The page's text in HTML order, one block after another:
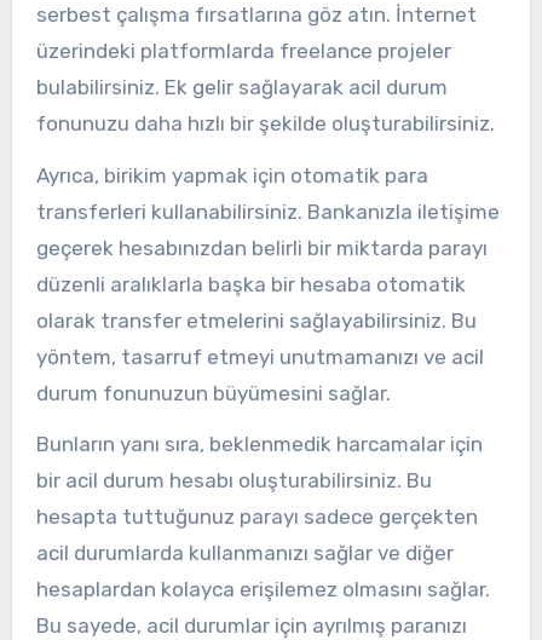
serbest çalışma fırsatlarına göz atın. İnternet
üzerindeki platformlarda freelance projeler
bulabilirsiniz. Ek gelir sağlayarak acil durum
fonunuzu daha hızlı bir şekilde oluşturabilirsiniz.
Ayrıca, birikim yapmak için otomatik para
transferleri kullanabilirsiniz. Bankanızla iletişime
geçerek hesabınızdan belirli bir miktarda parayı
düzenli aralıklarla başka bir hesaba otomatik
olarak transfer etmelerini sağlayabilirsiniz. Bu
yöntem, tasarruf etmeyi unutmamanızı ve acil
durum fonunuzun büyümesini sağlar.
Bunların yanı sıra, beklenmedik harcamalar için
bir acil durum hesabı oluşturabilirsiniz. Bu
hesapta tuttuğunuz parayı sadece gerçekten
acil durumlarda kullanmanızı sağlar ve diğer
hesaplardan kolayca erişilemez olmasını sağlar.
Bu sayede, acil durumlar için ayrılmış paranızı